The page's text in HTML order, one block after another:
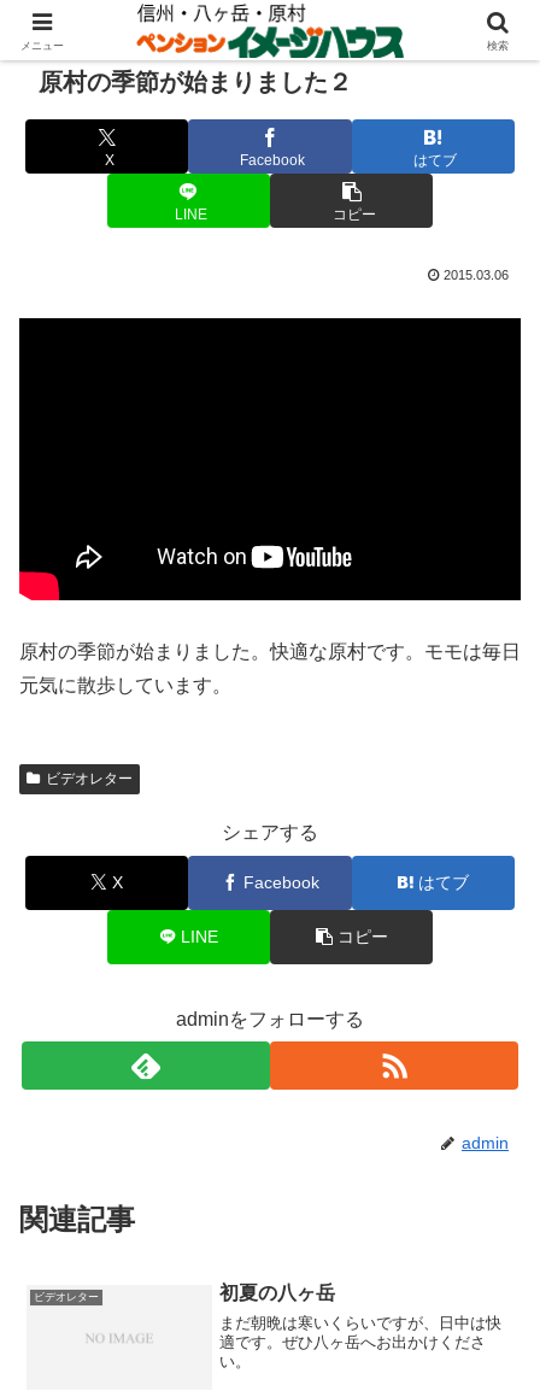
原村の季節が始まりました２
X Facebook はてブ
LINE コピー
2015.03.06
原村の季節が始まりました。快適な原村です。モモは毎日
元気に散歩しています。
ビデオレター
シェアする
X Facebook はてブ
LINE コピー
adminをフォローする
admin
関連記事
ビデオレター 初夏の八ヶ岳
まだ朝晩は寒いくらいですが、日中は快
適です。ぜひ八ヶ岳へお出かけくださ
い。
メニュー 検索